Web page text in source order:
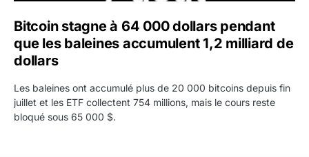
Bitcoin stagne à 64 000 dollars pendant
que les baleines accumulent 1,2 milliard de
dollars
Les baleines ont accumulé plus de 20 000 bitcoins depuis fin
juillet et les ETF collectent 754 millions, mais le cours reste
bloqué sous 65 000 $.